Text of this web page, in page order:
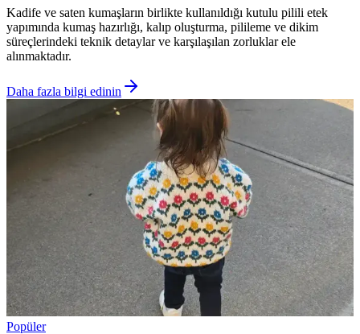
Kadife ve saten kumaşların birlikte kullanıldığı kutulu pilili etek
yapımında kumaş hazırlığı, kalıp oluşturma, pilileme ve dikim
süreçlerindeki teknik detaylar ve karşılaşılan zorluklar ele
alınmaktadır.
Daha fazla bilgi edinin
Popüler